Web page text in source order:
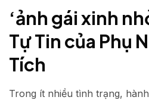
‘ảnh gái xinh
Tự Tin của Phụ
Tích
Trong ít nhiều tình trạng,